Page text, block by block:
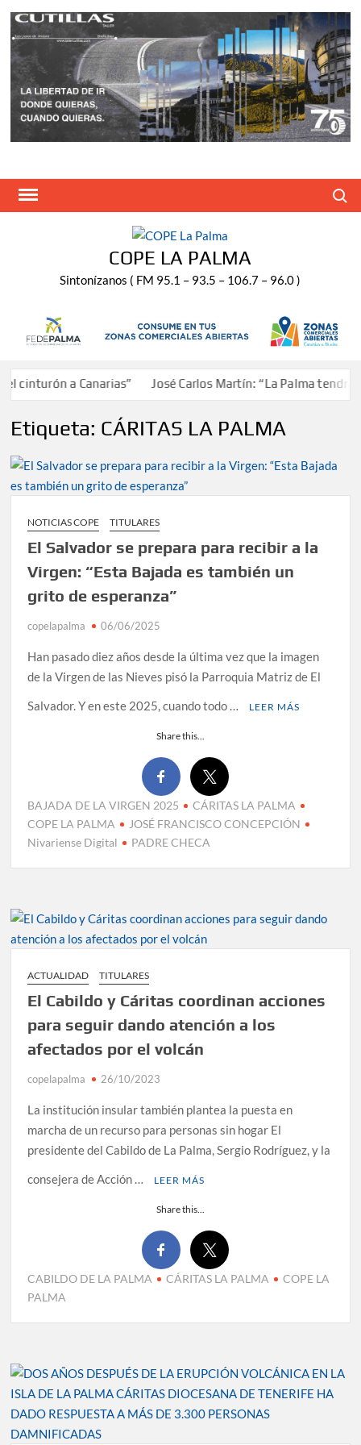
Saltar
contenido
COPE LA PALMA
Sintonízanos ( FM 95.1 – 93.5 – 106.7 – 96.0 )
a Canarias” José Carlos Martín: “La Palma tendrá
Etiqueta: CÁRITAS LA PALMA
NOTICIAS COPE TITULARES
El Salvador se prepara para recibir a la
Virgen: “Esta Bajada es también un
grito de esperanza”
copelapalma 06/06/2025
Han pasado diez años desde la última vez que la imagen
de la Virgen de las Nieves pisó la Parroquia Matriz de El
Salvador. Y en este 2025, cuando todo …
LEER MÁS
Share this...
BAJADA DE LA VIRGEN 2025
CÁRITAS LA PALMA
COPE LA PALMA
JOSÉ FRANCISCO CONCEPCIÓN
Nivariense Digital
PADRE CHECA
ACTUALIDAD TITULARES
El Cabildo y Cáritas coordinan acciones
para seguir dando atención a los
afectados por el volcán
copelapalma 26/10/2023
La institución insular también plantea la puesta en
marcha de un recurso para personas sin hogar El
presidente del Cabildo de La Palma, Sergio Rodríguez, y la
consejera de Acción …
LEER MÁS
Share this...
CABILDO DE LA PALMA CÁRITAS LA PALMA
COPE LA
PALMA